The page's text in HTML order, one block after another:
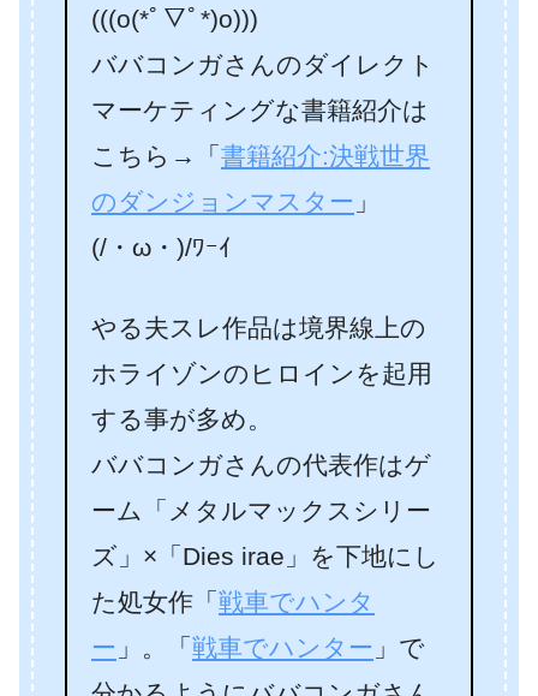
(((o(*ﾟ▽ﾟ*)o)))
ババコンガさんのダイレクト
マーケティングな書籍紹介は
こちら→「 書籍紹介:決戦世界
のダンジョンマスター 」
(/・ω・)/ﾜｰｲ
やる夫スレ作品は境界線上の
ホライゾンのヒロインを起用
する事が多め。
ババコンガさんの代表作はゲ
ーム「メタルマックスシリー
ズ」×「Dies irae」を下地にし
た処女作「 戦車でハンタ
ー 」。「 戦車でハンター 」で